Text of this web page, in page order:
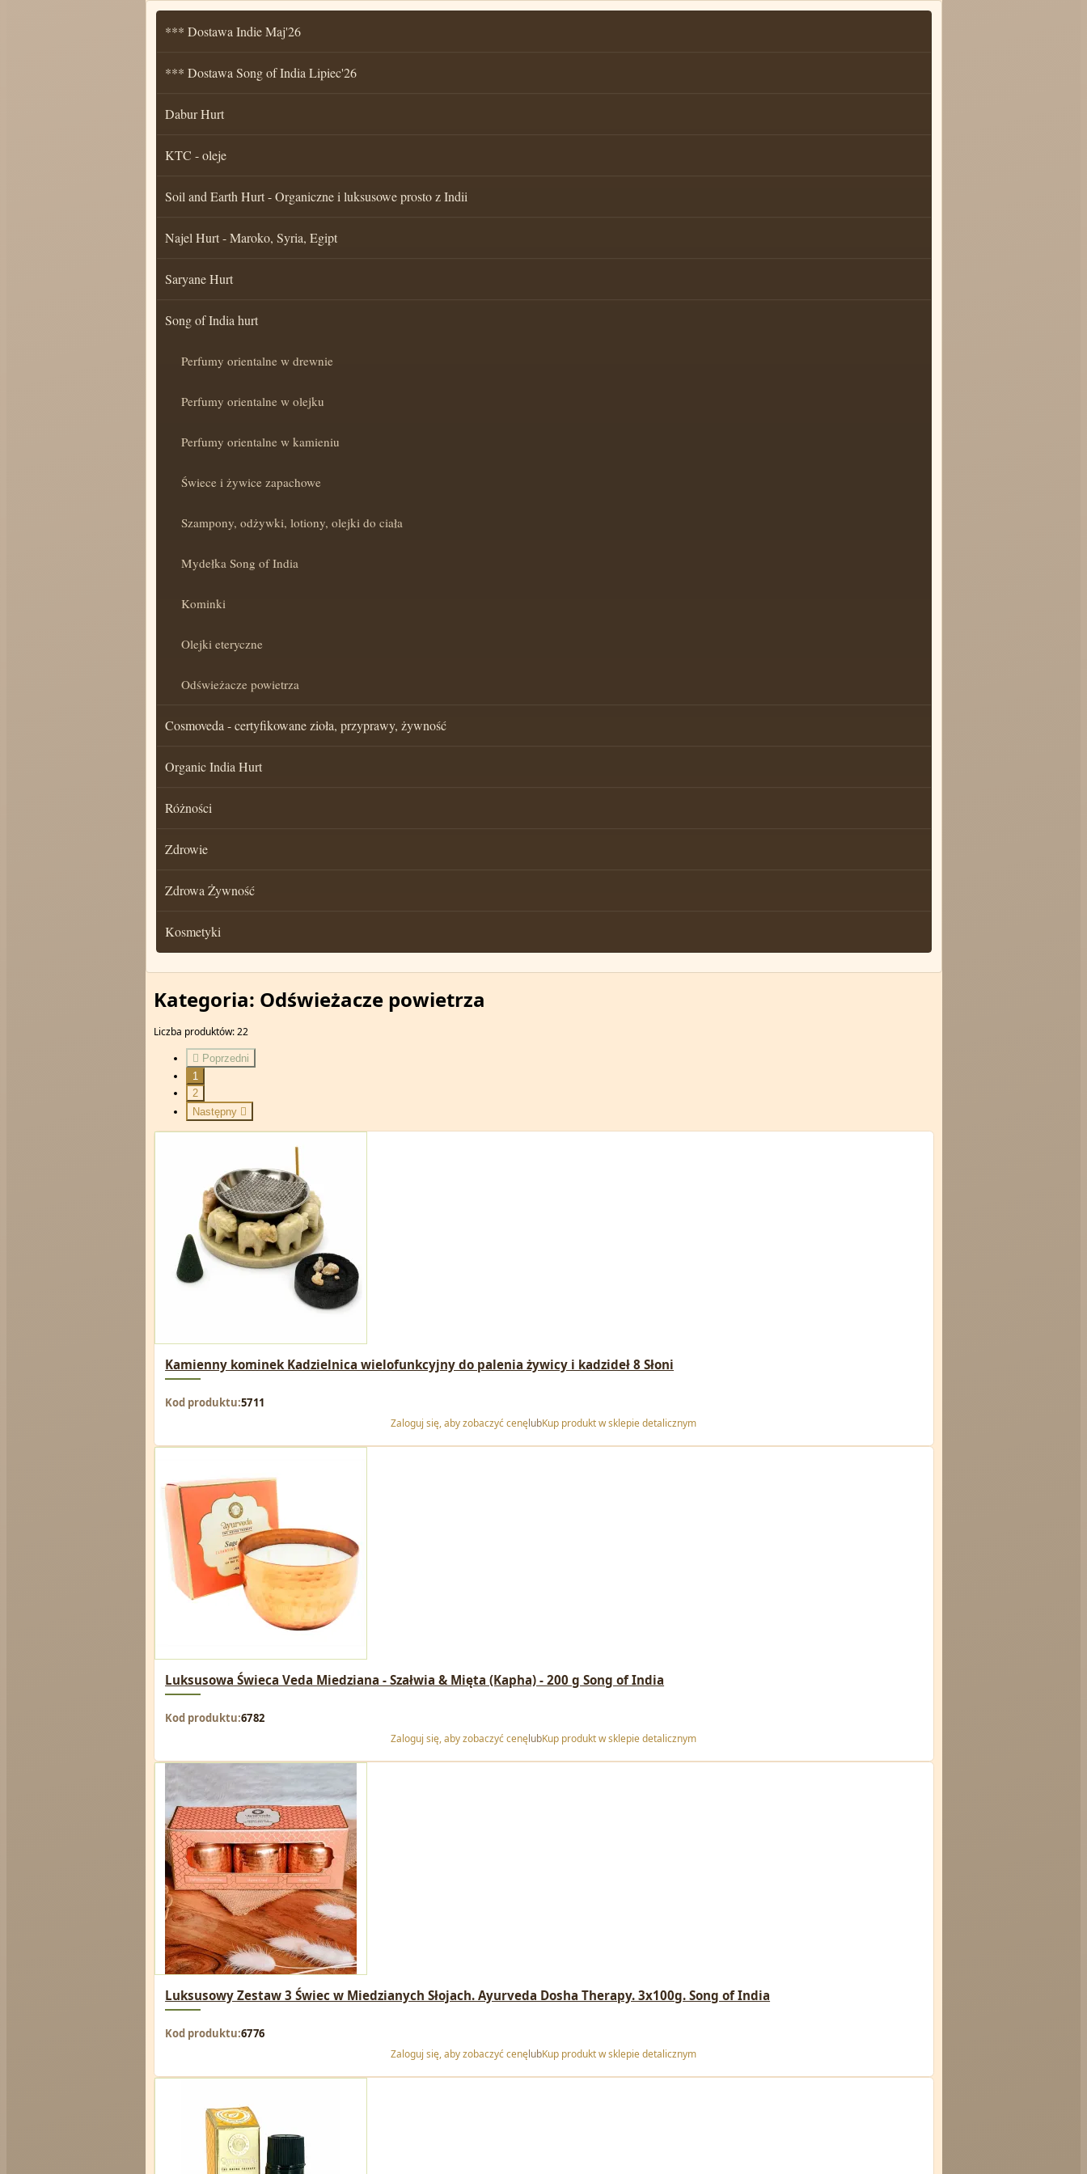
*** Dostawa Indie Maj'26
*** Dostawa Song of India Lipiec'26
Dabur Hurt
KTC - oleje
Soil and Earth Hurt - Organiczne i luksusowe prosto z Indii
Najel Hurt - Maroko, Syria, Egipt
Saryane Hurt
Song of India hurt
Perfumy orientalne w drewnie
Perfumy orientalne w olejku
Perfumy orientalne w kamieniu
Świece i żywice zapachowe
Szampony, odżywki, lotiony, olejki do ciała
Mydełka Song of India
Kominki
Olejki eteryczne
Odświeżacze powietrza
Cosmoveda - certyfikowane zioła, przyprawy, żywność
Organic India Hurt
Różności
Zdrowie
Zdrowa Żywność
Kosmetyki
Kategoria: Odświeżacze powietrza
Liczba produktów: 22
 Poprzedni
1
2
Następny 
Kamienny kominek Kadzielnica wielofunkcyjny do palenia żywicy i kadzideł 8 Słoni
Kod produktu 5711
Zaloguj się, aby zobaczyć cenęlubKup produkt w sklepie detalicznym
Luksusowa Świeca Veda Miedziana - Szałwia & Mięta (Kapha) - 200 g Song of India
Kod produktu 6782
Zaloguj się, aby zobaczyć cenęlubKup produkt w sklepie detalicznym
Luksusowy Zestaw 3 Świec w Miedzianych Słojach. Ayurveda Dosha Therapy. 3x100g. Song of India
Kod produktu 6776
Zaloguj się, aby zobaczyć cenęlubKup produkt w sklepie detalicznym